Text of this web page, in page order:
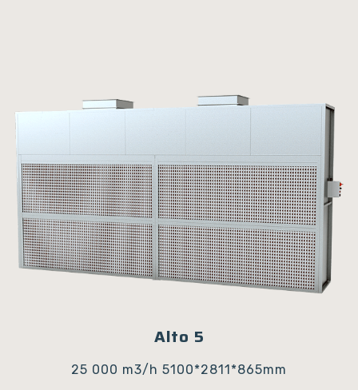
Alto 5
25 000 m3/h 5100*2811*865mm